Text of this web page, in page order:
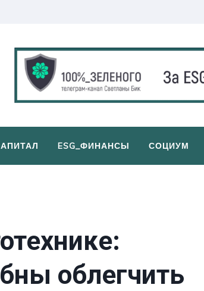
ESG_ФИНАНСЫ СОЦИУМ
облегчить